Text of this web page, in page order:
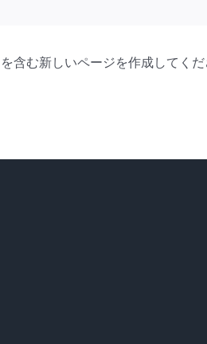
含む新しいページを作成してく